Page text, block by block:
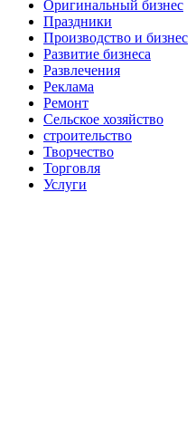
Оригинальный бизнес
Праздники
Производство и бизнес
Развитие бизнеса
Развлечения
Реклама
Ремонт
Сельское хозяйство
строительство
Творчество
Торговля
Услуги